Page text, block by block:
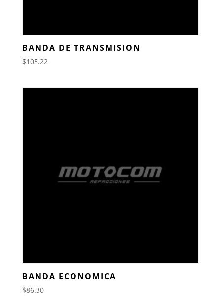
BANDA DE TRANSMISION
$105.22
BANDA ECONOMICA
$86.30